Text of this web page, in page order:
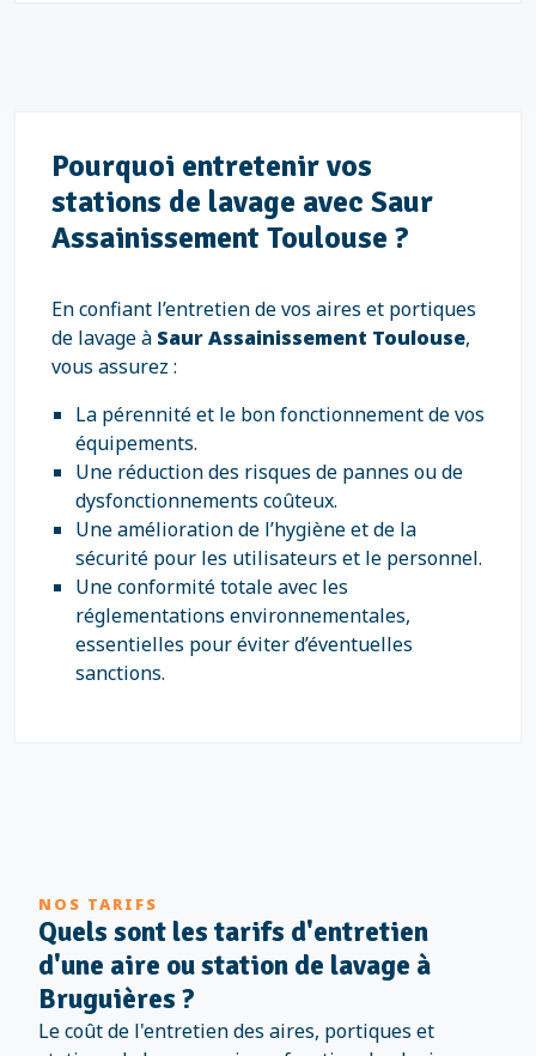
Pourquoi entretenir vos
stations de lavage avec Saur
Assainissement Toulouse ?
En confiant l’entretien de vos aires et portiques
de lavage à Saur Assainissement Toulouse,
vous assurez :
La pérennité et le bon fonctionnement de vos
équipements.
Une réduction des risques de pannes ou de
dysfonctionnements coûteux.
Une amélioration de l’hygiène et de la
sécurité pour les utilisateurs et le personnel.
Une conformité totale avec les
réglementations environnementales,
essentielles pour éviter d’éventuelles
sanctions.
NOS TARIFS
Quels sont les tarifs d'entretien
d'une aire ou station de lavage à
Bruguières ?
Le coût de l'entretien des aires, portiques et